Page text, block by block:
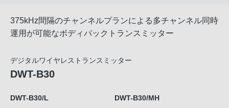
375kHz間隔のチャンネルプランによる多チャンネル同時
運用が可能なボディパックトランスミッター
デジタルワイヤレストランスミッター
DWT-B30
DWT-B30/L DWT-B30/MH